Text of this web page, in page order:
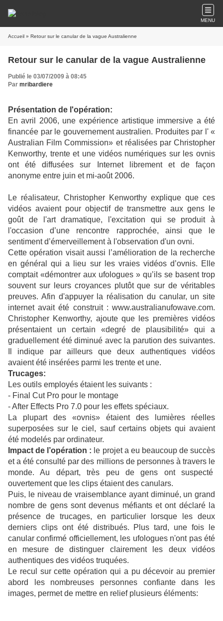
MENU
Accueil » Retour sur le canular de la vague Australienne
Retour sur le canular de la vague Australienne
Publié le 03/07/2009 à 08:45
Par mribardiere
Présentation de l'opération:
En avril 2006, une expérience artistique immersive a été
financée par le gouvernement australien. Produites par l' «
Australian Film Commission» et réalisées par Christopher
Kenworthy, trente et une vidéos numériques sur les ovnis
ont été diffuséessur Internet
librement et de façon
anonyme entre juin et mi-août 2006.
Le réalisateur, Christopher Kenworthy explique que ces
vidéos avaient pour objectif de transmettre aux gens le
goût de l'art dramatique, l'excitation qui se produit à
l'occasion d’une rencontre rapprochée, ainsi que le
sentiment d’émerveillement à l'observation d'un ovni.
Cette opération visait aussi l’amélioration de la recherche
en général qui a lieu sur les vraies vidéos d’ovnis. Elle
comptait «démontrer aux ufologues » qu’ils se basent trop
souvent sur leurs croyances plutôt que sur de véritables
preuves. Afin d'appuyer la réalisation du canular, un site
internet avait été construit : www.australianufowave.com.
Christopher Kenworthy, ajoute que les premières vidéos
présentaient un certain «degré de plausibilité» qui a
graduellement été diminué avec la parution des suivantes.
Il indique par ailleurs que deux authentiques vidéos
avaient été insérées parmi les trente et une.
Trucages:
Les outils employés étaient les suivants :
- Final Cut Pro pour le montage
- After Effects Pro 7.0 pour les effets spéciaux.
La plupart des «ovnis» étaient des lumières réelles
superposées sur le ciel, sauf certains objets qui avaient
été modelés par ordinateur.
Impact de l’opération : le projet a eu beaucoup de succès
et a été consulté par des millions de personnes à travers le
monde. Au départ, très peu de gens ont suspecté
ouvertement que les clips étaient des canulars.
Puis, le niveau de vraisemblance ayant diminué, un grand
nombre de gens sont devenus méfiantset ont déclaré la
présence de trucages, en particulier lorsque les deux
derniers clips ont été distribués. Plus tard, une fois le
canular confirmé officiellement, les ufologues n'ont pas été
en mesure de distinguer clairement
les deux vidéos
authentiques des vidéos truquées.
Le recul sur cette opération qui a pu décevoir au premier
abord les nombreuses personnes confiante dans les
images, permet de mettre en relief plusieurs éléments: